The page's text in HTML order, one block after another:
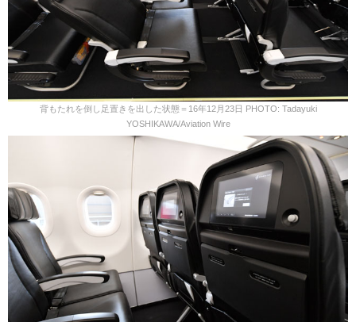
背もたれを倒し足置きを出した状態＝16年12月23日 PHOTO: Tadayuki
YOSHIKAWA/Aviation Wire